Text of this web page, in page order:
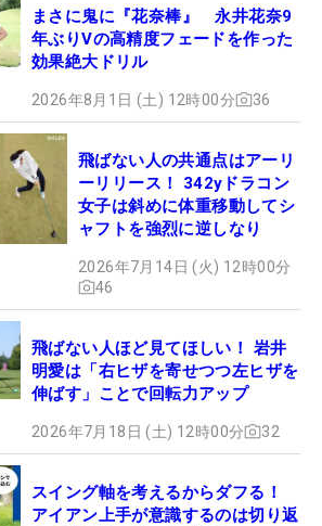
まさに鬼に『花奈棒』 永井花奈9
年ぶりVの高精度フェードを作った
効果絶大ドリル
2026年8月1日 (土) 12時00分 36
飛ばない人の共通点はアーリ
ーリリース！ 342yドラコン
女子は斜めに体重移動してシ
ャフトを強烈に逆しなり
2026年7月14日 (火) 12時00分
46
飛ばない人ほど見てほしい！ 岩井
明愛は「右ヒザを寄せつつ左ヒザを
伸ばす」ことで回転力アップ
2026年7月18日 (土) 12時00分 32
スイング軸を考えるからダフる！
アイアン上手が意識するのは切り返